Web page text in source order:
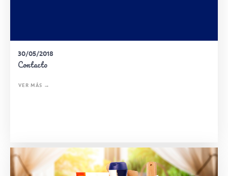
30/05/2018
Contacto
VER MÁS →